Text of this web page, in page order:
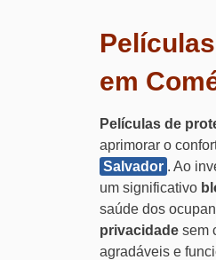
em
Películas de
aprimorar o
Salvador . Ao
um significativo
saúde dos
privacidade sem
agradáveis e